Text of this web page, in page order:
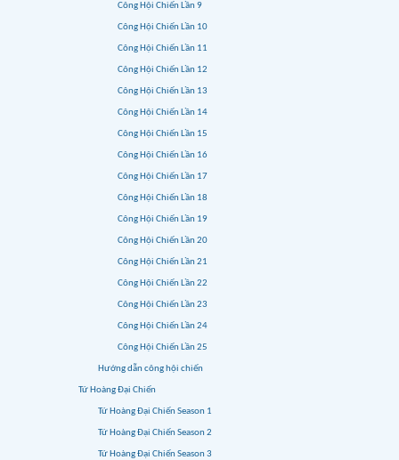
Công Hội Chiến Lần 9
Công Hội Chiến Lần 10
Công Hội Chiến Lần 11
Công Hội Chiến Lần 12
Công Hội Chiến Lần 13
Công Hội Chiến Lần 14
Công Hội Chiến Lần 15
Công Hội Chiến Lần 16
Công Hội Chiến Lần 17
Công Hội Chiến Lần 18
Công Hội Chiến Lần 19
Công Hội Chiến Lần 20
Công Hội Chiến Lần 21
Công Hội Chiến Lần 22
Công Hội Chiến Lần 23
Công Hội Chiến Lần 24
Công Hội Chiến Lần 25
Hướng dẫn công hội chiến
Tứ Hoàng Đại Chiến
Tứ Hoàng Đại Chiến Season 1
Tứ Hoàng Đại Chiến Season 2
Tứ Hoàng Đại Chiến Season 3